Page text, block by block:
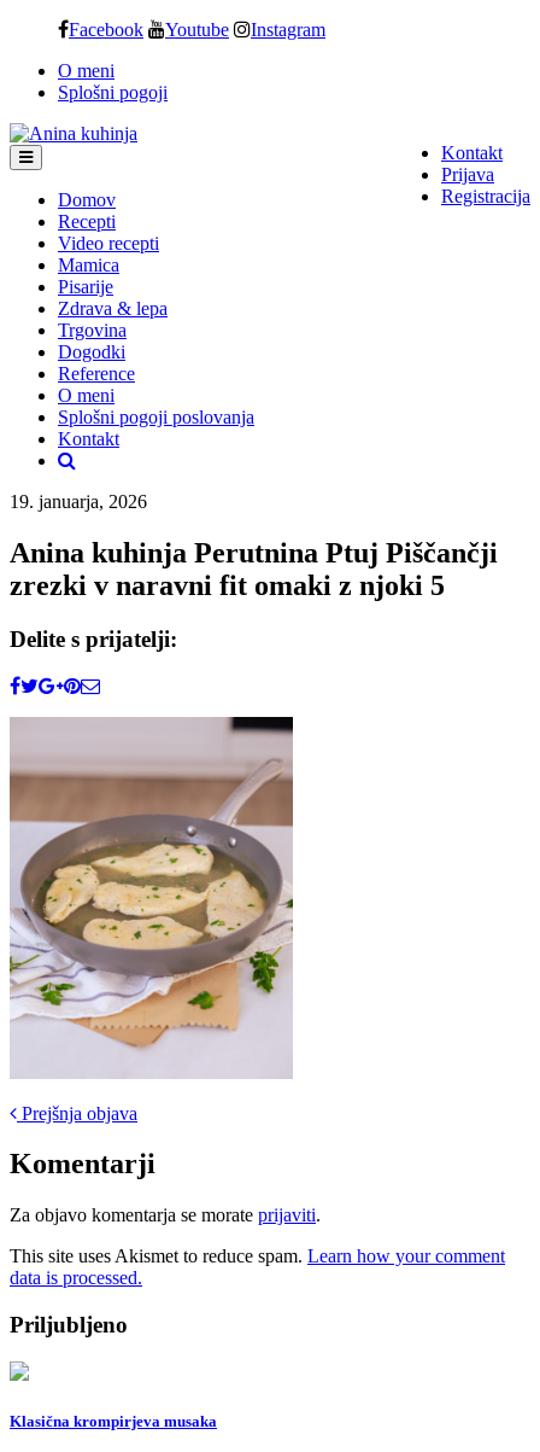
content
Facebook Youtube Instagram
O meni
Splošni pogoji
Kontakt
Prijava
Registracija
Domov
Recepti
Video recepti
Mamica
Pisarije
Zdrava & lepa
Trgovina
Dogodki
Reference
O meni
Splošni pogoji poslovanja
Kontakt
19. januarja, 2026
Anina kuhinja Perutnina Ptuj Piščančji
zrezki v naravni fit omaki z njoki 5
Delite s prijatelji:
Post
navigation
Prejšnja objava
Komentarji
Za objavo komentarja se morate prijaviti.
This site uses Akismet to reduce spam. Learn how your comment
data is processed.
Priljubljeno
Klasična krompirjeva musaka